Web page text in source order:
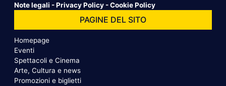
Note legali -Privacy Policy -Cookie Policy
PAGINE DEL SITO
Homepage
Eventi
Spettacoli e Cinema
Arte, Cultura e news
Promozioni e biglietti